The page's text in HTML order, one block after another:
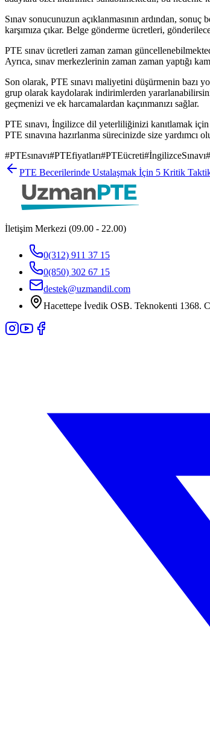
Sınav sonucunuzun açıklanmasının ardından,
karşımıza çıkar. Belge gönderme ücretleri,
PTE sınav ücretleri zaman zaman
Ayrıca, sınav merkezlerinin zaman zaman yaptığı
Son olarak, PTE sınavı maliyetini düşürmenin bazı
grup olarak kaydolarak indirimlerden
geçmenizi ve ek harcamalardan kaçınmanızı sağlar.
PTE sınavı, İngilizce dil yeterliliğinizi kanıtlamak
PTE sınavına hazırlanma sürecinizde size yardımcı
#PTEsınavı#PTEfiyatları#PTEücreti#İngilizceSınavı#
PTE Becerilerinde Ustalaşmak İçin 5 Kritik
İletişim Merkezi (09.00 - 22.00)
0(312) 911 37 15
0(850) 302 67 15
destek@uzmandil.com
Hacettepe İvedik OSB. Teknokenti